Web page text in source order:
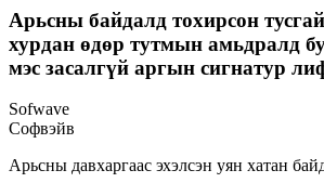
Арьсны байдалд тохирсон
хурдан өдөр тутмын амьдралд
мэс засалгүй аргын сигнатур
Sofwave
Софвэйв
Арьсны давхаргаас эхэлсэн уян хатан